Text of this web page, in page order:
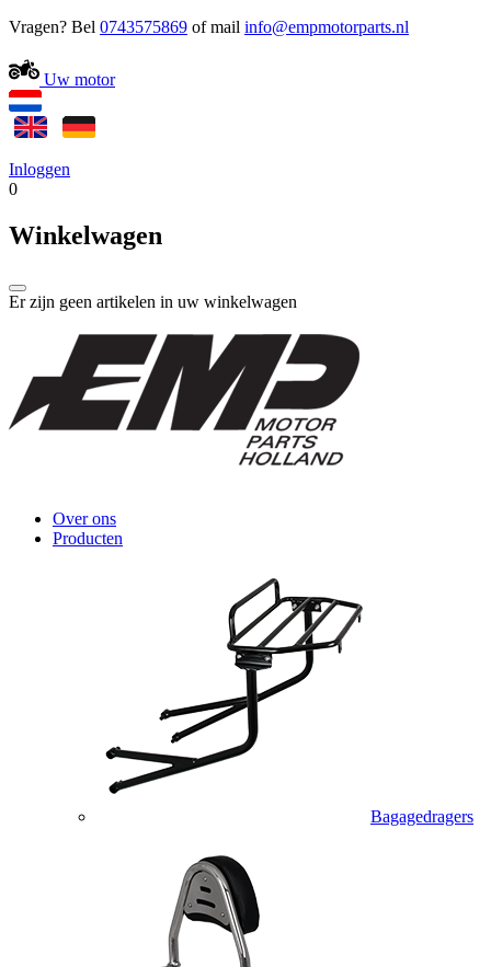
Vragen? Bel 0743575869 of mail
Uw motor
Inloggen
0
Winkelwagen
Er zijn geen artikelen in uw winkelwagen
Over ons
Producten
Bagagedragers